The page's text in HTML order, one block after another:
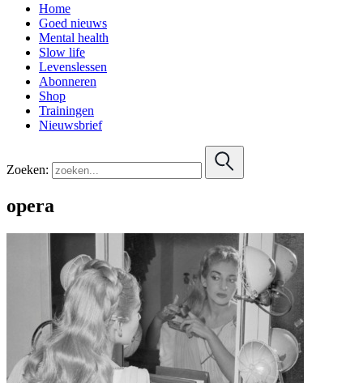
Home
Goed nieuws
Mental health
Slow life
Levenslessen
Abonneren
Shop
Trainingen
Nieuwsbrief
Zoeken:
opera